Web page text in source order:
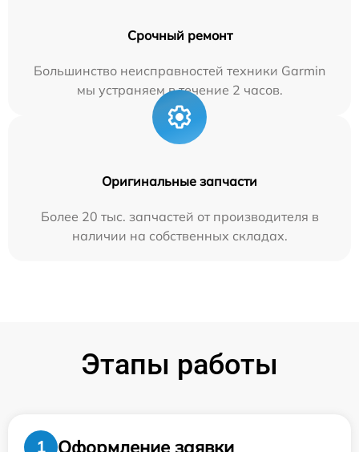
Срочный ремонт
Большинство неисправностей техники Garmin
мы устраняем в течение 2 часов.
Оригинальные запчасти
Более 20 тыс. запчастей от производителя в
наличии на собственных складах.
Этапы работы
1
Оформление заявки